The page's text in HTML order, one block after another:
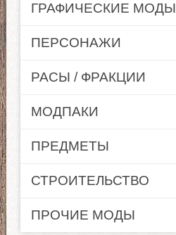
ГРАФИЧЕСКИЕ МОДЫ
ПЕРСОНАЖИ
РАСЫ / ФРАКЦИИ
МОДПАКИ
ПРЕДМЕТЫ
СТРОИТЕЛЬСТВО
ПРОЧИЕ МОДЫ